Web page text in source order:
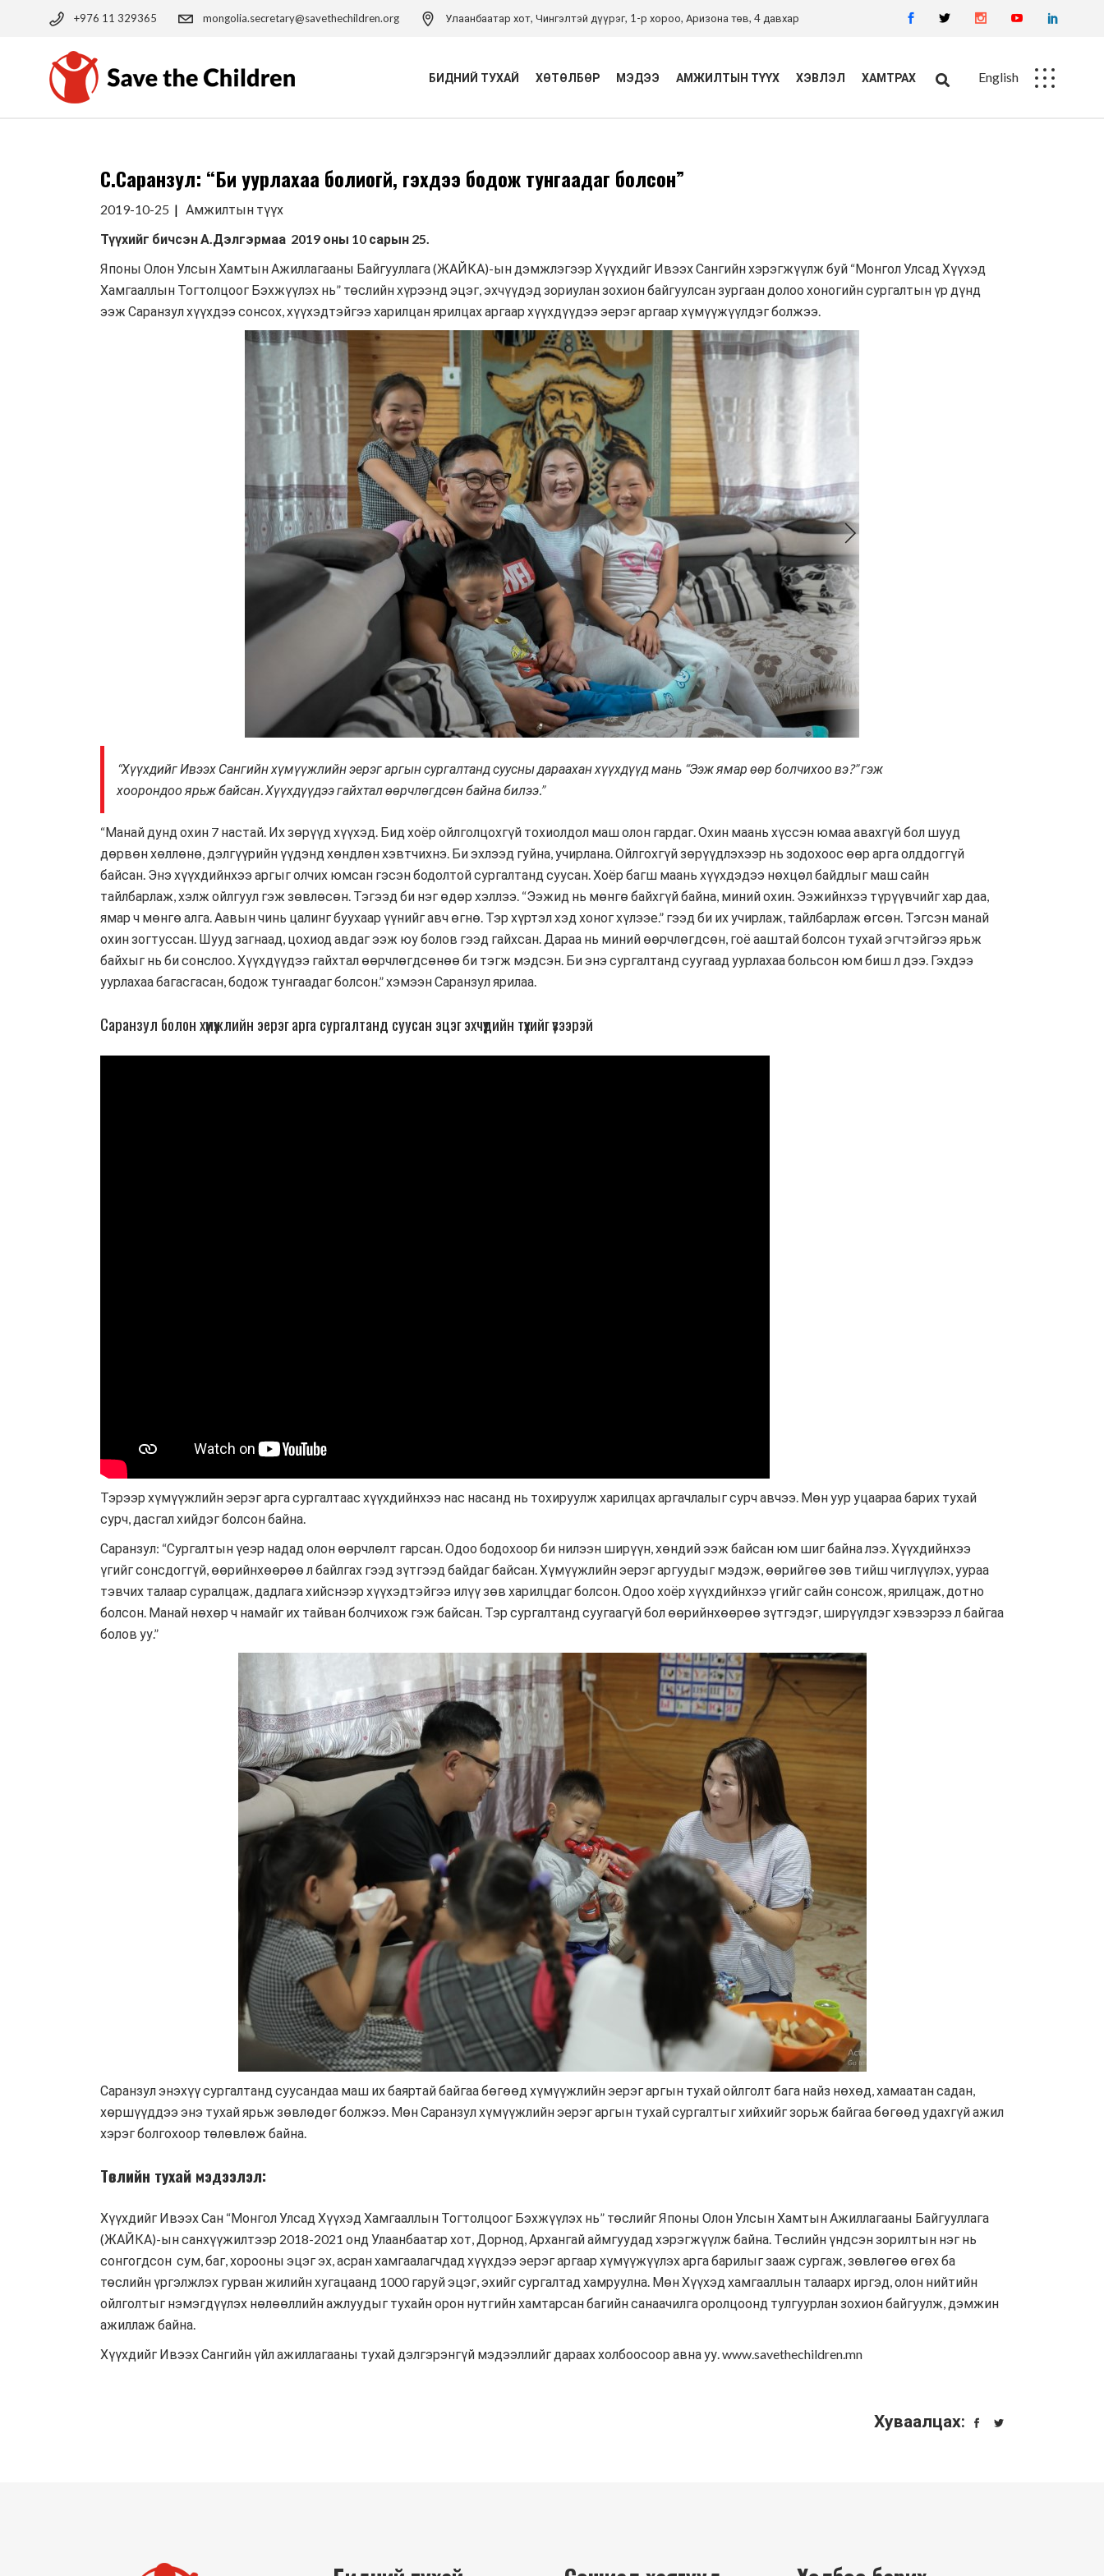
+976 11 329365 mongolia.secretary@savethechildren.org Улаанбаатар хот, Чингэлтэй дүүрэг, 1-р хороо, Аризона төв, 4 давхар
БИДНИЙ ТУХАЙ
Удирдлагын баг
Тэмдэглэлт ой
Холбоо барих
ХӨТӨЛБӨР
хөтөлбөр
Боловсролын хөтөлбөр
Хүүхдийн ядуурлыг
бууруулах хөтөлбөр
Эрүүл мэндийн төсөл
Хүмүүнлэгийн тусламж/Уур
амьсгалын өөрчлөлтийн
хөтөлбөр
Кампанит ажил
Хэрэгжүүлсэн төслүүд
МЭДЭЭ АМЖИЛТЫН ТҮҮХ ХЭВЛЭЛ ХАМТРАХ English
С.Саранзул: “Би уурлахаа болиогүй, гэхдээ бодож тунгаадаг болсон”
2019-10-25
Амжилтын түүх
Түүхийг бичсэн А.Дэлгэрмаа 2019 оны 10 сарын 25.
Японы Олон Улсын Хамтын Ажиллагааны Байгууллага (ЖАЙКА)-ын дэмжлэгээр Хүүхдийг Ивээх Сангийн хэрэгжүүлж буй “Монгол Улсад Хүүхэд
Хамгааллын Тогтолцоог Бэхжүүлэх нь” төслийн хүрээнд эцэг, эхчүүдэд зориулан зохион байгуулсан зургаан долоо хоногийн сургалтын үр дүнд
ээж Саранзул хүүхдээ сонсох, хүүхэдтэйгээ харилцан ярилцах аргаар хүүхдүүдээ эерэг аргаар хүмүүжүүлдэг болжээ.
“Хүүхдийг Ивээх Сангийн хүмүүжлийн эерэг аргын сургалтанд суусны дараахан хүүхдүүд мань “Ээж ямар өөр болчихоо вэ?” гэж
хоорондоо ярьж байсан. Хүүхдүүдээ гайхтал өөрчлөгдсөн байна билээ.”
“Манай дунд охин 7 настай. Их зөрүүд хүүхэд. Бид хоёр ойлголцохгүй тохиолдол маш олон гардаг. Охин маань хүссэн юмаа авахгүй бол шууд
дөрвөн хөллөнө, дэлгүүрийн үүдэнд хөндлөн хэвтчихнэ. Би эхлээд гуйна, учирлана. Ойлгохгүй зөрүүдлэхээр нь зодохоос өөр арга олддоггүй
байсан. Энэ хүүхдийнхээ аргыг олчих юмсан гэсэн бодолтой сургалтанд суусан. Хоёр багш маань хүүхдэдээ нөхцөл байдлыг маш сайн
тайлбарлаж, хэлж ойлгуул гэж зөвлөсөн. Тэгээд би нэг өдөр хэллээ. “Ээжид нь мөнгө байхгүй байна, миний охин. Ээжийнхээ түрүүвчийг хар даа,
ямар ч мөнгө алга. Аавын чинь цалинг буухаар үүнийг авч өгнө. Тэр хүртэл хэд хоног хүлээе.” гээд би их учирлаж, тайлбарлаж өгсөн. Тэгсэн манай
охин зогтуссан. Шууд загнаад, цохиод авдаг ээж юу болов гээд гайхсан. Дараа нь миний өөрчлөгдсөн, гоё ааштай болсон тухай эгчтэйгээ ярьж
байхыг нь би сонслоо. Хүүхдүүдээ гайхтал өөрчлөгдсөнөө би тэгж мэдсэн. Би энэ сургалтанд суугаад уурлахаа больсон юм биш л дээ. Гэхдээ
уурлахаа багасгасан, бодож тунгаадаг болсон.” хэмээн Саранзул ярилаа.
Саранзул болон хүмүүжлийн эерэг арга сургалтанд суусан эцэг эхчүүдийн түүхийг үзээрэй
Тэрээр хүмүүжлийн эерэг арга сургалтаас хүүхдийнхээ нас насанд нь тохируулж харилцах аргачлалыг сурч авчээ. Мөн уур уцаараа барих тухай
сурч, дасгал хийдэг болсон байна.
Саранзул: “Сургалтын үеэр надад олон өөрчлөлт гарсан. Одоо бодохоор би нилээн ширүүн, хөндий ээж байсан юм шиг байна лээ. Хүүхдийнхээ
үгийг сонсдоггүй, өөрийнхөөрөө л байлгах гээд зүтгээд байдаг байсан. Хүмүүжлийн эерэг аргуудыг мэдэж, өөрийгөө зөв тийш чиглүүлэх, уураа
тэвчих талаар суралцаж, дадлага хийснээр хүүхэдтэйгээ илүү зөв харилцдаг болсон. Одоо хоёр хүүхдийнхээ үгийг сайн сонсож, ярилцаж, дотно
болсон. Манай нөхөр ч намайг их тайван болчихож гэж байсан. Тэр сургалтанд суугаагүй бол өөрийнхөөрөө зүтгэдэг, ширүүлдэг хэвээрээ л байгаа
болов уу.”
Саранзул энэхүү сургалтанд суусандаа маш их баяртай байгаа бөгөөд хүмүүжлийн эерэг аргын тухай ойлголт бага найз нөхөд, хамаатан садан,
хөршүүддээ энэ тухай ярьж зөвлөдөг болжээ. Мөн Саранзул хүмүүжлийн эерэг аргын тухай сургалтыг хийхийг зорьж байгаа бөгөөд удахгүй ажил
хэрэг болгохоор төлөвлөж байна.
Төслийн тухай мэдээлэл:
Хүүхдийг Ивээх Сан “Монгол Улсад Хүүхэд Хамгааллын Тогтолцоог Бэхжүүлэх нь” төслийг Японы Олон Улсын Хамтын Ажиллагааны Байгууллага
(ЖАЙКА)-ын санхүүжилтээр 2018-2021 онд Улаанбаатар хот, Дорнод, Архангай аймгуудад хэрэгжүүлж байна. Төслийн үндсэн зорилтын нэг нь
сонгогдсон сум, баг, хорооны эцэг эх, асран хамгаалагчдад хүүхдээ эерэг аргаар хүмүүжүүлэх арга барилыг зааж сургаж, зөвлөгөө өгөх ба
төслийн үргэлжлэх гурван жилийн хугацаанд 1000 гаруй эцэг, эхийг сургалтад хамруулна. Мөн Хүүхэд хамгааллын талаарх иргэд, олон нийтийн
ойлголтыг нэмэгдүүлэх нөлөөллийн ажлуудыг тухайн орон нутгийн хамтарсан багийн санаачилга оролцоонд тулгуурлан зохион байгуулж, дэмжин
ажиллаж байна.
Хүүхдийг Ивээх Сангийн үйл ажиллагааны тухай дэлгэрэнгүй мэдээллийг дараах холбоосоор авна уу. www.savethechildren.mn
Хуваалцах: